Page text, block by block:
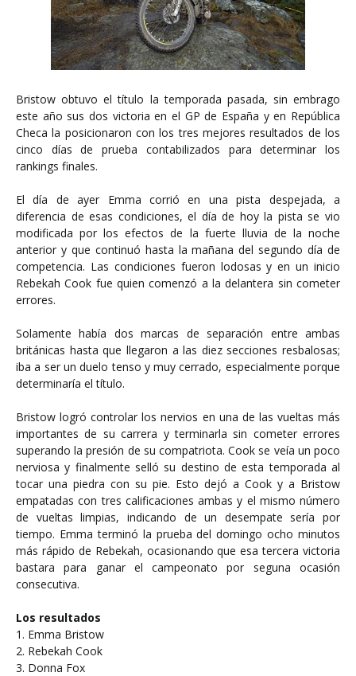
Bristow obtuvo el título la temporada pasada, sin embrago
este año sus dos victoria en el GP de España y en República
Checa la posicionaron con los tres mejores resultados de los
cinco días de prueba contabilizados para determinar los
rankings finales.
El día de ayer Emma corrió en una pista despejada, a
diferencia de esas condiciones, el día de hoy la pista se vio
modificada por los efectos de la fuerte lluvia de la noche
anterior y que continuó hasta la mañana del segundo día de
competencia. Las condiciones fueron lodosas y en un inicio
Rebekah Cook fue quien comenzó a la delantera sin cometer
errores.
Solamente había dos marcas de separación entre ambas
británicas hasta que llegaron a las diez secciones resbalosas;
iba a ser un duelo tenso y muy cerrado, especialmente porque
determinaría el título.
Bristow logró controlar los nervios en una de las vueltas más
importantes de su carrera y terminarla sin cometer errores
superando la presión de su compatriota. Cook se veía un poco
nerviosa y finalmente selló su destino de esta temporada al
tocar una piedra con su pie. Esto dejó a Cook y a Bristow
empatadas con tres calificaciones ambas y el mismo número
de vueltas limpias, indicando de un desempate sería por
tiempo. Emma terminó la prueba del domingo ocho minutos
más rápido de Rebekah, ocasionando que esa tercera victoria
bastara para ganar el campeonato por seguna ocasión
consecutiva.
Los resultados
1. Emma Bristow
2. Rebekah Cook
3. Donna Fox